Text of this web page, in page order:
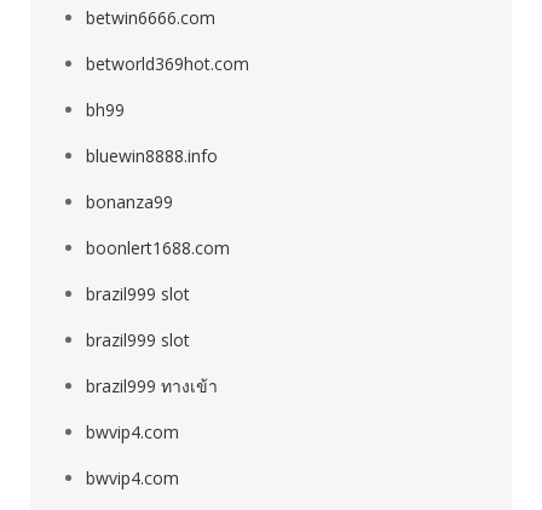
betwin6666.com
betworld369hot.com
bh99
bluewin8888.info
bonanza99
boonlert1688.com
brazil999 slot
brazil999 slot
brazil999 ทางเข้า
bwvip4.com
bwvip4.com